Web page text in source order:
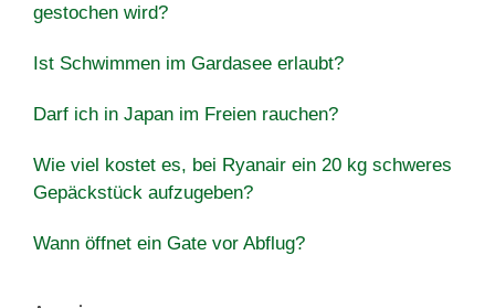
gestochen wird?
Ist Schwimmen im Gardasee erlaubt?
Darf ich in Japan im Freien rauchen?
Wie viel kostet es, bei Ryanair ein 20 kg schweres
Gepäckstück aufzugeben?
Wann öffnet ein Gate vor Abflug?